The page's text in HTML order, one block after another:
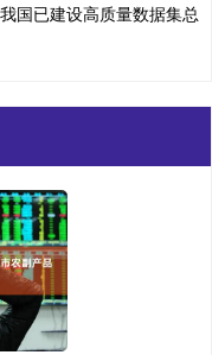
国已建设高质量数据集总